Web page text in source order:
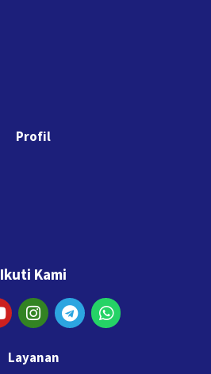
Profil
Ikuti Kami
Layanan